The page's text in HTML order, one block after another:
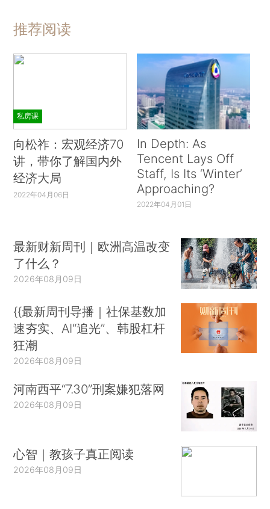
推荐阅读
私房课
向松祚：宏观经济70
讲，带你了解国内外
经济大局
2022年04月06日
In Depth: As
Tencent Lays Off
Staff, Is Its ‘Winter’
Approaching?
2022年04月01日
最新财新周刊｜欧洲高温改变
了什么？
2026年08月09日
{{最新周刊导播｜社保基数加
速夯实、AI“追光”、韩股杠杆
狂潮
2026年08月09日
河南西平“7.30”刑案嫌犯落网
2026年08月09日
心智｜教孩子真正阅读
2026年08月09日